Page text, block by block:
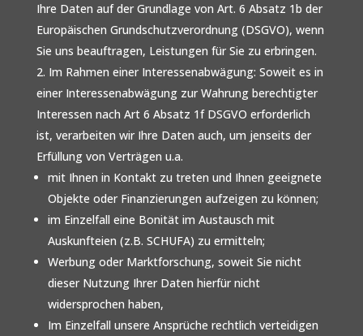
Ihre Daten auf der Grundlage von Art. 6 Absatz 1b der
Europäischen Grundschutzverordnung (DSGVO), wenn
Sie uns beauftragen, Leistungen für Sie zu erbringen.
Im Rahmen einer Interessenabwägung: Soweit es in
einer Interessenabwägung zur Wahrung berechtigter
Interessen nach Art 6 Absatz 1f DSGVO erforderlich
ist, verarbeiten wir Ihre Daten auch, um jenseits der
Erfüllung von Verträgen u.a.
mit Ihnen in Kontakt zu treten und Ihnen geeignete
Objekte oder Finanzierungen aufzeigen zu können;
im Einzelfall eine Bonität im Austausch mit
Auskunfteien (z.B. SCHUFA) zu ermitteln;
Werbung oder Marktforschung, soweit Sie nicht
dieser Nutzung Ihrer Daten hierfür nicht
widersprochen haben,
Im Einzelfall unsere Ansprüche rechtlich verteidigen